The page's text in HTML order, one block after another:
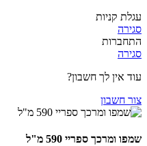
עגלת קניות
סגירה
התחברות
סגירה
עוד אין לך חשבון?
צור חשבון
שמפו ומרכך ספריי 590 מ"ל